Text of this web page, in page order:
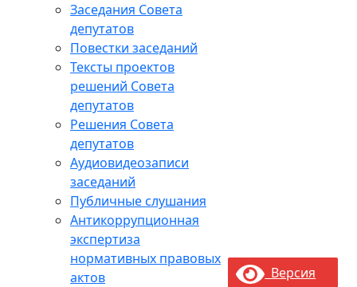
Заседания Cовета
депутатов
Повестки заседаний
Тексты проектов
решений Совета
депутатов
Решения Совета
депутатов
Аудиовидеозаписи
заседаний
Публичные слушания
Антикоррупционная
экспертиза
нормативных правовых
актов
Версия